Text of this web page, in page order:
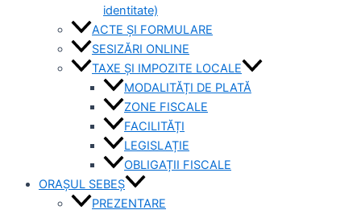
identitate)
ACTE ȘI FORMULARE
SESIZĂRI ONLINE
TAXE ȘI IMPOZITE LOCALE
MODALITĂȚI DE PLATĂ
ZONE FISCALE
FACILITĂȚI
LEGISLAȚIE
OBLIGAȚII FISCALE
ORAȘUL SEBEȘ
PREZENTARE